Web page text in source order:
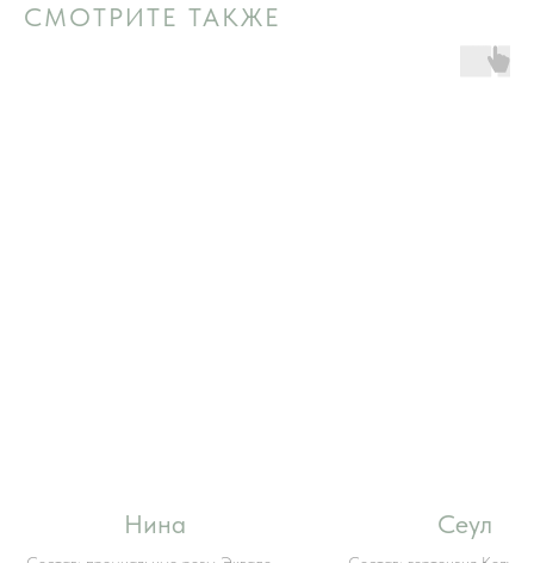
СМОТРИТЕ ТАКЖЕ
Нина Сеул